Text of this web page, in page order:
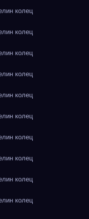
колец
колец
колец
колец
колец
колец
колец
колец
колец
колец